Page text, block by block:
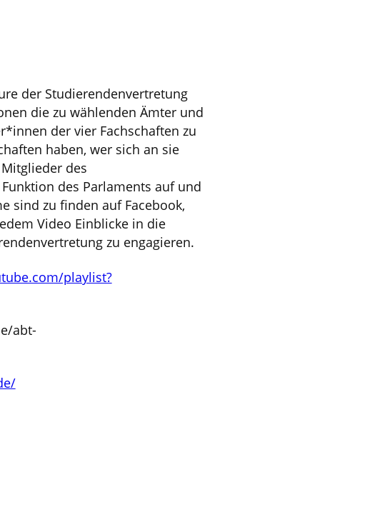
der Studierendenvertretung
die zu wählenden Ämter und
der vier Fachschaften zu
haben, wer sich an sie
des
des Parlaments auf und
sind zu finden auf Facebook,
Video Einblicke in die
zu engagieren.
playlist?
abt-